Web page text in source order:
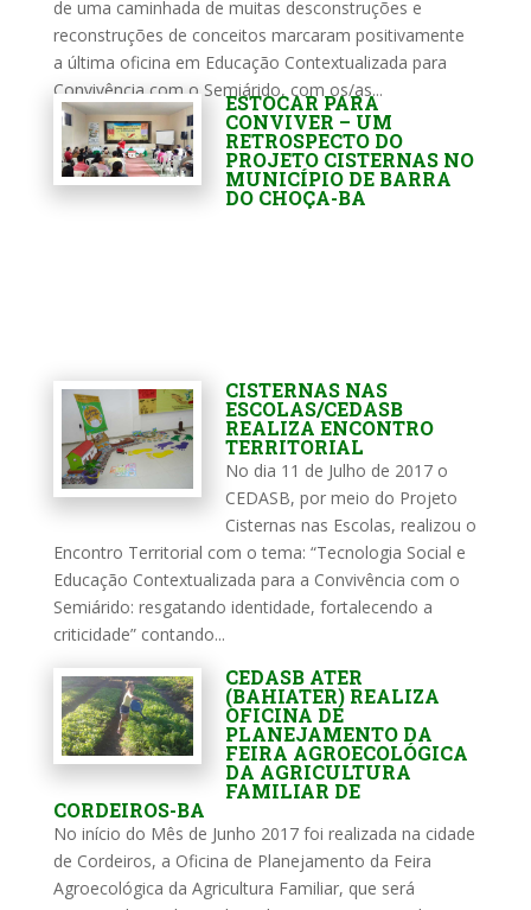
de uma caminhada de muitas desconstruções e
reconstruções de conceitos marcaram positivamente
a última oficina em Educação Contextualizada para
Convivência com o Semiárido, com os/as...
ESTOCAR PARA
CONVIVER – UM
RETROSPECTO DO
PROJETO CISTERNAS NO
MUNICÍPIO DE BARRA
DO CHOÇA-BA
CISTERNAS NAS
ESCOLAS/CEDASB
REALIZA ENCONTRO
TERRITORIAL
No dia 11 de Julho de 2017 o
CEDASB, por meio do Projeto
Cisternas nas Escolas, realizou o
Encontro Territorial com o tema: “Tecnologia Social e
Educação Contextualizada para a Convivência com o
Semiárido: resgatando identidade, fortalecendo a
criticidade” contando...
CEDASB ATER
(BAHIATER) REALIZA
OFICINA DE
PLANEJAMENTO DA
FEIRA AGROECOLÓGICA
DA AGRICULTURA
FAMILIAR DE
CORDEIROS-BA
No início do Mês de Junho 2017 foi realizada na cidade
de Cordeiros, a Oficina de Planejamento da Feira
Agroecológica da Agricultura Familiar, que será